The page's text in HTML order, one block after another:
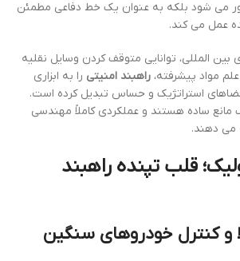
می شود بلکه به عنوان یک خط دفاعی مطمئن
عمل می کند.
بین المللی، توانایی متوقف کردن وسایل نقلیه
مواد پیشرفته، راهبند امنیتی را به ابزاری
استراتژیک و حساس تبدیل کرده است.
مانع ساده هستند و عملکردی کاملاً مهندسی
می دهند.
قلب تپنده راهبند
و کنترل خودروهای سنگین